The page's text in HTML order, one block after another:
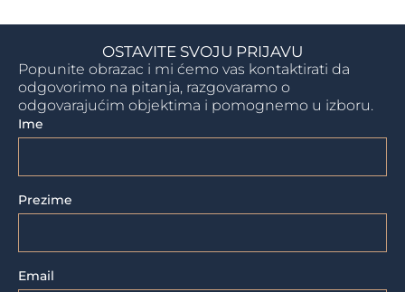
OSTAVITE SVOJU PRIJAVU
Popunite obrazac i mi ćemo vas kontaktirati da
odgovorimo na pitanja, razgovaramo o
odgovarajućim objektima i pomognemo u izboru.
Ime
Prezime
Email